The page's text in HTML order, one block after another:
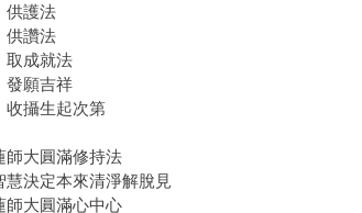
供護法
供讚法
取成就法
發願吉祥
收攝生起次第
師大圓滿修持法
慧決定本來清淨解脫見
師大圓滿心中心